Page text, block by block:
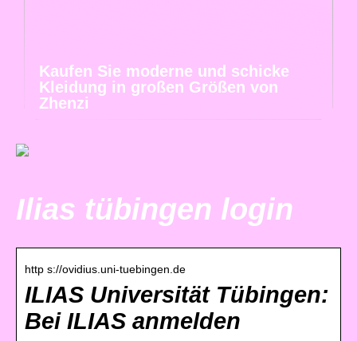
Kaufen Sie moderne und schicke
Kleidung in großen Größen von
Zhenzi
Ilias tübingen login
http s://ovidius.uni-tuebingen.de
ILIAS Universität Tübingen:
Bei ILIAS anmelden